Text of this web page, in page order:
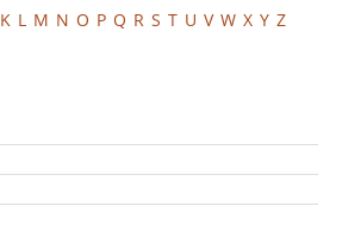
K L M N O P Q R S T U V W X Y Z